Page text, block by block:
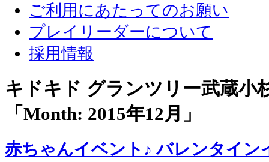
ご利用にあたってのお願い
プレイリーダーについて
採用情報
キドキド グランツリー武蔵
「Month: 2015年12月 」
赤ちゃんイベント♪ バレンタイン